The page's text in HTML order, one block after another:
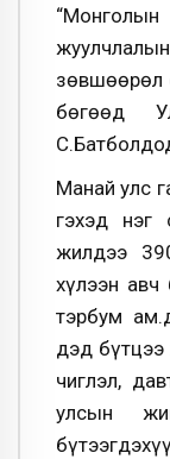
зөвшөөрөл
бөгөөд
Манай улс
гэхэд нэг
жилдээ
хүлээн авч
тэрбум
дэд бүтцээ
чиглэл,
улсын